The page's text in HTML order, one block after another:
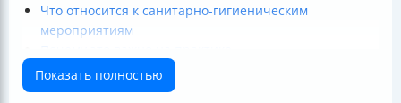
Что относится к санитарно-гигиеническим
мероприятиям
Коронавирус и санитарно-гигиенические меры
Что важно помнить работодателю
Показать полностью